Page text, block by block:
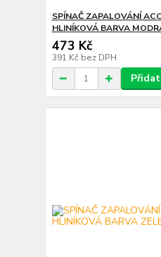
SPÍNAČ ZAPALOVÁNÍ
HLINÍKOVÁ BARVA
473 Kč
391 Kč bez DPH